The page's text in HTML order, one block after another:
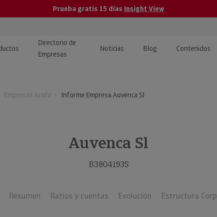
Prueba gratis 15 días Insight View
Directorio de
Empresas
Noticias Blog Contenidos
y tutoriales
Investigada
Empresas Arafo Informe Empresa Auvenca Sl
Auvenca Sl
B38041935
Resumen Ratios y cuentas Evolución Estructura